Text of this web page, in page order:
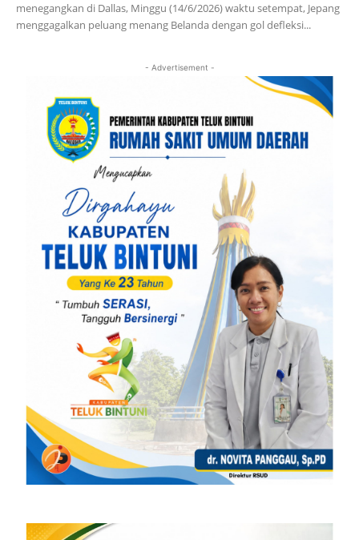
menegangkan di Dallas, Minggu (14/6/2026) waktu setempat, Jepang
menggagalkan peluang menang Belanda dengan gol defleksi...
- Advertisement -